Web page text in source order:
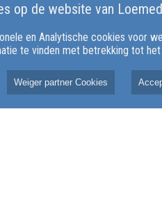
vindt bij IKC De Vlinder in Wezep de
op de website van
en Analytische cookies voor
te vinden met betrekking tot
Weiger partner Cookies